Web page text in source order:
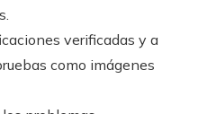
verificadas y a
como imágenes